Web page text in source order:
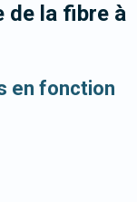
de la fibre à
en fonction